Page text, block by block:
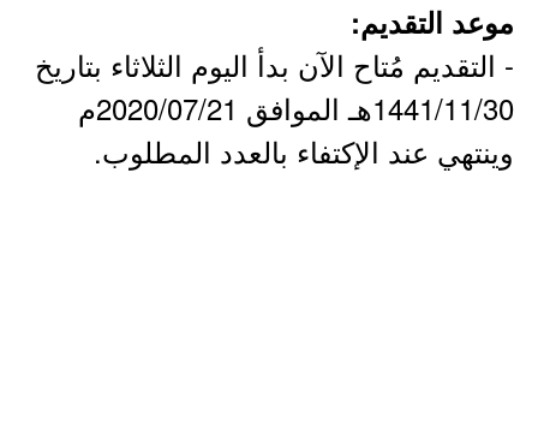
موعد التقديم:
- التقديم مُتاح الآن بدأ اليوم الثلاثاء بتاريخ
1441/11/30هـ الموافق 2020/07/21م
وينتهي عند الإكتفاء بالعدد المطلوب.